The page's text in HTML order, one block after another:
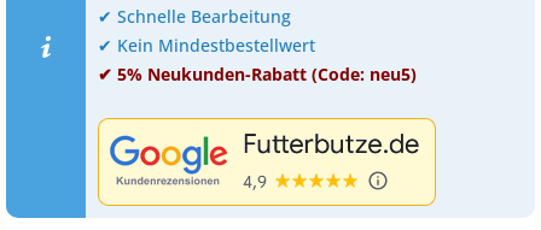
✔ Schnelle Bearbeitung
✔ Kein Mindestbestellwert
✔ 5% Neukunden-Rabatt (Code: neu5)